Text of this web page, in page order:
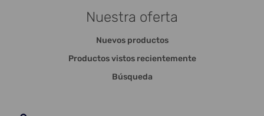
Nuestra oferta
Nuevos productos
Productos vistos recientemente
Búsqueda